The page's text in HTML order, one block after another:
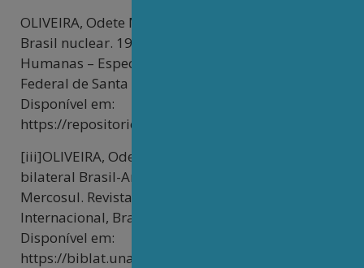
OLIVEIRA, Odete Maria de. Os descaminhos do
Brasil nuclear. 1991. Tese (Doutorado em Ciências
Humanas – Especialidade Direito) – Universidade
Federal de Santa Catarina, Florianópolis, 1991.
Disponível em:
https://repositorio.ufsc.br/handle/123456789/
[iii]OLIVEIRA, Odete Maria de. A integração
bilateral Brasil-Argentina: tecnologia nuclear e
Mercosul. Revista Brasileira de Política
Internacional, Brasília, v. 41, n. 1, p. 35-66, 1998.
Disponível em:
https://biblat.unam.mx/hevila/